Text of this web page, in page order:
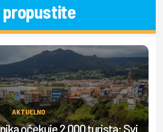
propustite
AKTUELNO
očekuje 2.000 turista: Svi